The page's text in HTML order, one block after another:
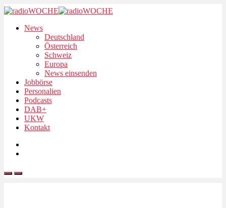
News
Deutschland
Österreich
Schweiz
Europa
News einsenden
Jobbörse
Personalien
Podcasts
DAB+
UKW
Kontakt